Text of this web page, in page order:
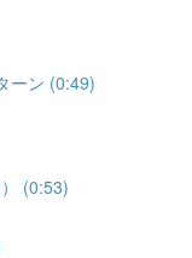
ーン (0:49)
(0:53)